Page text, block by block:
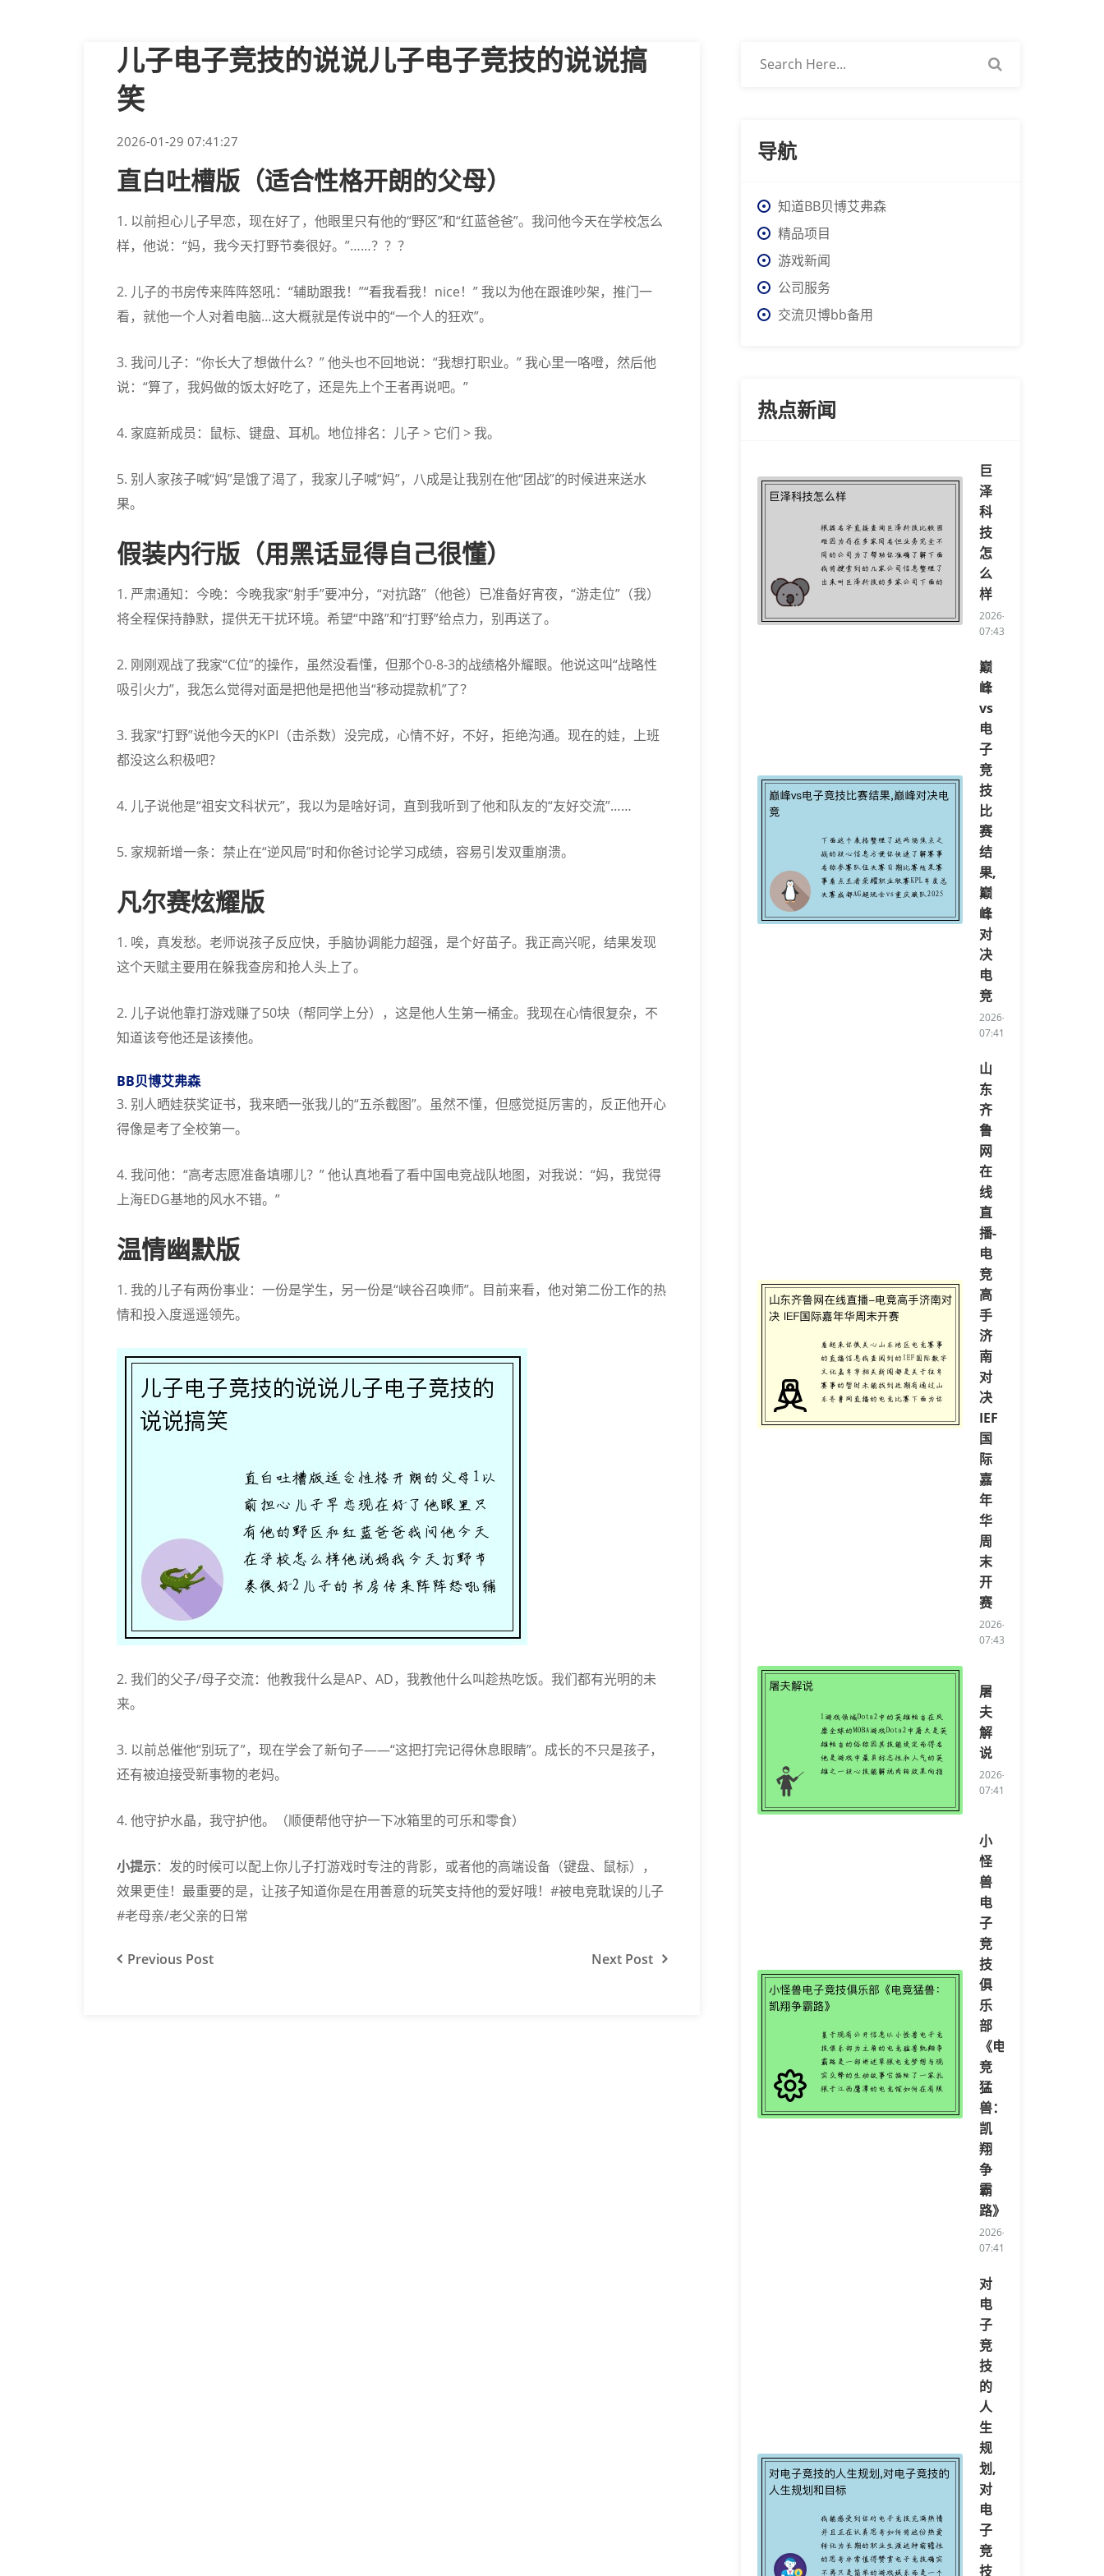
儿子电子竞技的说说儿子电子竞技的说说搞
笑
2026-01-29 07:41:27
直白吐槽版 （适合性格开朗的父母）
1. 以前担心儿子早恋，现在好了，他眼里只有他的“野区”和“红蓝爸爸”。我问他今天在学校怎么
样，他说：“妈，我今天打野节奏很好。”……？？？
2. 儿子的书房传来阵阵怒吼：“辅助跟我！”“看我看我！nice！” 我以为他在跟谁吵架，推门一
看，就他一个人对着电脑…这大概就是传说中的“一个人的狂欢”。
3. 我问儿子：“你长大了想做什么？” 他头也不回地说：“我想打职业。” 我心里一咯噔，然后他
说：“算了，我妈做的饭太好吃了，还是先上个王者再说吧。”
4. 家庭新成员：鼠标、键盘、耳机。地位排名：儿子 > 它们 > 我。
5. 别人家孩子喊“妈”是饿了渴了，我家儿子喊“妈”，八成是让我别在他“团战”的时候进来送水
果。
假装内行版 （用黑话显得自己很懂）
1. 严肃通知：今晚：今晚我家“射手”要冲分，“对抗路”（他爸）已准备好宵夜，“游走位”（我）
将全程保持静默，提供无干扰环境。希望“中路”和“打野”给点力，别再送了。
2. 刚刚观战了我家“C位”的操作，虽然没看懂，但那个0-8-3的战绩格外耀眼。他说这叫“战略性
吸引火力”，我怎么觉得对面是把他是把他当“移动提款机”了？
3. 我家“打野”说他今天的KPI（击杀数）没完成，心情不好，不好，拒绝沟通。现在的娃，上班
都没这么积极吧？
4. 儿子说他是“祖安文科状元”，我以为是啥好词，直到我听到了他和队友的“友好交流”……
5. 家规新增一条：禁止在“逆风局”时和你爸讨论学习成绩，容易引发双重崩溃。
凡尔赛炫耀版
1. 唉，真发愁。老师说孩子反应快，手脑协调能力超强，是个好苗子。我正高兴呢，结果发现
这个天赋主要用在躲我查房和抢人头上了。
2. 儿子说他靠打游戏赚了50块（帮同学上分），这是他人生第一桶金。我现在心情很复杂，不
知道该夸他还是该揍他。
BB贝博艾弗森
3. 别人晒娃获奖证书，我来晒一张我儿的“五杀截图”。虽然不懂，但感觉挺厉害的，反正他开心
得像是考了全校第一。
4. 我问他：“高考志愿准备填哪儿？” 他认真地看了看中国电竞战队地图，对我说：“妈，我觉得
上海EDG基地的风水不错。”
温情幽默版
1. 我的儿子有两份事业：一份是学生，另一份是“峡谷召唤师”。目前来看，他对第二份工作的热
情和投入度遥遥领先。
2. 我们的父子/母子交流：他教我什么是AP、AD，我教他什么叫趁热吃饭。我们都有光明的未
来。
3. 以前总催他“别玩了”，现在学会了新句子——“这把打完记得休息眼睛”。成长的不只是孩子，
还有被迫接受新事物的老妈。
4. 他守护水晶，我守护他。（顺便帮他守护一下冰箱里的可乐和零食）
小提示：发的时候可以配上你儿子打游戏时专注的背影，或者他的高端设备（键盘、鼠标），
效果更佳！最重要的是，让孩子知道你是在用善意的玩笑支持他的爱好哦！#被电竞耽误的儿子
#老母亲/老父亲的日常
Previous Post Next Post
导航
知道BB贝博艾弗森
精品项目
游戏新闻
公司服务
交流贝博bb备用
热点新闻
巨
泽
科
技
怎
么
样
2026-03-12
07:43:15/li>
巅
峰
vs
电
子
竞
技
比
赛
结
果,
巅
峰
对
决
电
竞
2026-03-11
07:41:27/li>
山
东
齐
鲁
网
在
线
直
播-
电
竞
高
手
济
南
对
决
IEF
国
际
嘉
年
华
周
末
开
赛
2026-03-10
07:43:20/li>
屠
夫
解
说
2026-03-09
07:41:27/li>
小
怪
兽
电
子
竞
技
俱
乐
部
《电
竞
猛
兽：
凯
翔
争
霸
路》
2026-03-08
07:41:24/li>
对
电
子
竞
技
的
人
生
规
划,
对
电
子
竞
技